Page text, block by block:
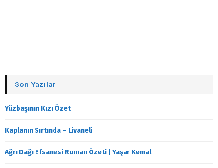
Son Yazılar
Yüzbaşının Kızı Özet
Kaplanın Sırtında – Livaneli
Ağrı Dağı Efsanesi Roman Özeti | Yaşar Kemal